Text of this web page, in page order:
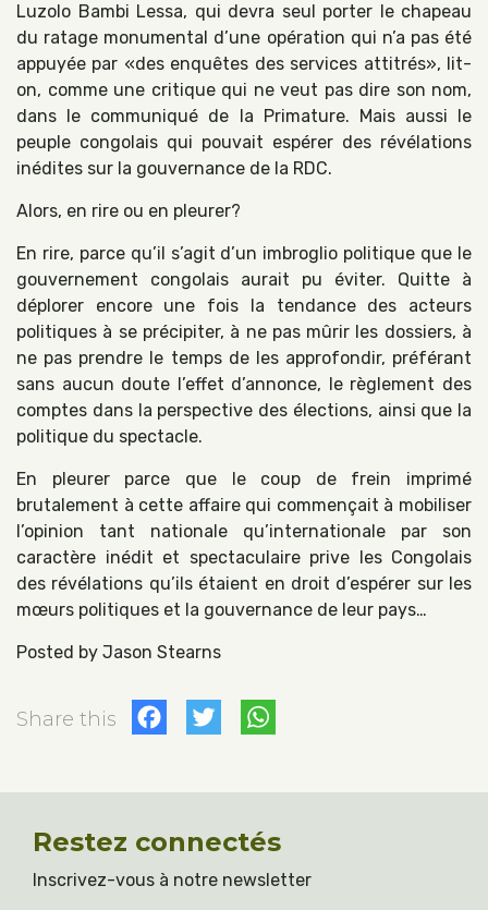
Luzolo Bambi Lessa, qui devra seul porter le chapeau
du ratage monumental d’une opération qui n’a pas été
appuyée par «des enquêtes des services attitrés», lit-
on, comme une critique qui ne veut pas dire son nom,
dans le communiqué de la Primature. Mais aussi le
peuple congolais qui pouvait espérer des révélations
inédites sur la gouvernance de la RDC.
Alors, en rire ou en pleurer?
En rire, parce qu’il s’agit d’un imbroglio politique que le
gouvernement congolais aurait pu éviter. Quitte à
déplorer encore une fois la tendance des acteurs
politiques à se précipiter, à ne pas mûrir les dossiers, à
ne pas prendre le temps de les approfondir, préférant
sans aucun doute l’effet d’annonce, le règlement des
comptes dans la perspective des élections, ainsi que la
politique du spectacle.
En pleurer parce que le coup de frein imprimé
brutalement à cette affaire qui commençait à mobiliser
l’opinion tant nationale qu’internationale par son
caractère inédit et spectaculaire prive les Congolais
des révélations qu’ils étaient en droit d’espérer sur les
mœurs politiques et la gouvernance de leur pays…
Posted by Jason Stearns
Share this Facebook
Twitter
Restez connectés
Inscrivez-vous à notre newsletter